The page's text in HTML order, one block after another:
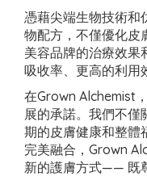
憑藉尖端生物技術和
物配方，不僅優化皮
美容品牌的治療效果
吸收率、更高的利用
在Grown Alchemist
展的承諾。我們不僅
期的皮膚健康和整體
完美融合，Grown
新的護膚方式—— 既